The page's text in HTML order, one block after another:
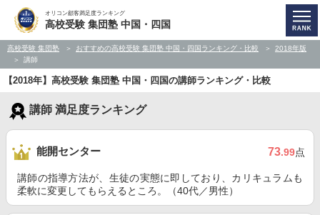
オリコン顧客満足度ランキング
高校受験 集団塾 中国・四国
高校受験 集団塾 おすすめの高校受験 集団塾 中国・四国ランキング・比較
2018年版
講師
【2018年】高校受験 集団塾 中国・四国の講師ランキング・比較
講師 満足度ランキング
能開センター 73.99点
講師の指導方法が、生徒の実態に即しており、カリキュラムも
柔軟に変更してもらえるところ。（40代／男性）